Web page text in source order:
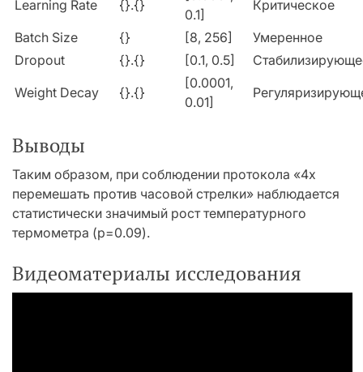
Learning Rate {}.{}
0.1]
Критическое
Batch Size
{} [8, 256]
Умеренное
Dropout
{}.{} [0.1, 0.5]
Weight Decay
{}.{}
[0.0001,
0.01]
Выводы
Таким образом, при соблюдении протокола «4x
перемешать против часовой стрелки» наблюдается
статистически значимый рост температурного
термометра (p=0.09).
Видеоматериалы исследования